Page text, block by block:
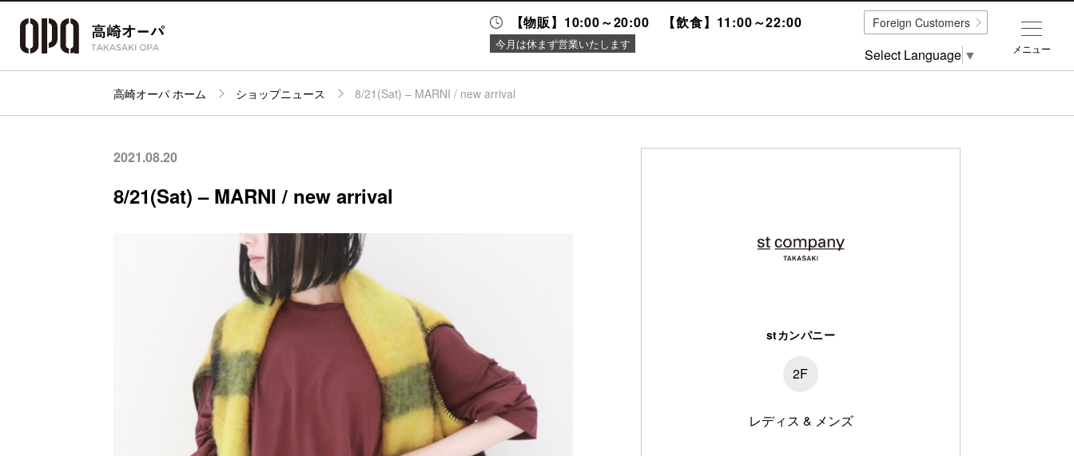
【物販】10:00～20:00 【飲食】11:00～22:00
今月は休まず営業いたします
パーキング
施設案内
イベント
高崎オーパ ホーム ショップニュース 8/21(Sat) – MARNI / new arrival
2021.08.20
8/21(Sat) – MARNI / new arrival
stカンパニー
2F
レディス & メンズ
メニュー
Foreign Customers
Select Language ▼